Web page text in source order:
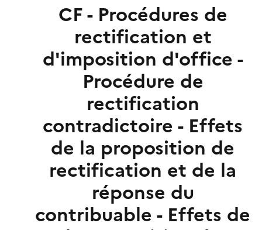
CF - Procédures de
rectification et
d'imposition d'office -
Procédure de
rectification
contradictoire - Effets
de la proposition de
rectification et de la
réponse du
contribuable - Effets de